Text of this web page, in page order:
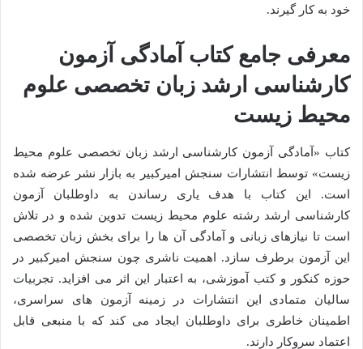
خود به کار گیرند.
معرفی جامع کتاب آمادگی آزمون
کارشناسی ارشد زبان تخصصی علوم
محیط زیست
کتاب «آمادگی آزمون کارشناسی ارشد زبان تخصصی علوم محیط
زیست» توسط انتشارات سنجش امیرکبیر به بازار نشر عرضه شده
است. این کتاب با هدف یاری رساندن به داوطلبان آزمون
کارشناسی ارشد رشته علوم محیط زیست تدوین شده و در تلاش
است تا نیازهای زبانی و آمادگی آن ها را برای بخش زبان تخصصی
این آزمون برطرف سازد. اهمیت ناشری چون سنجش امیرکبیر در
حوزه کنکور و کتب آموزشی، به اعتبار این اثر می افزاید. تجربیات
سالیان متمادی این انتشارات در زمینه آزمون های سراسری،
اطمینان خاطری برای داوطلبان ایجاد می کند که با منبعی قابل
اعتماد سروکار دارند.